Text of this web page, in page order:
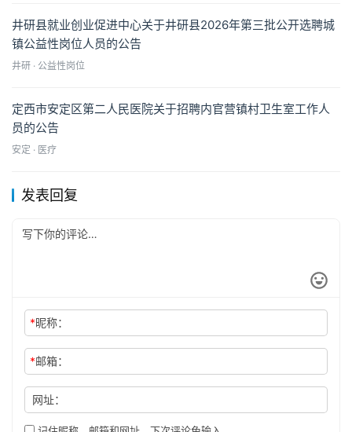
井研县就业创业促进中心关于井研县2026年第三批公开选聘城
镇公益性岗位人员的公告
井研 · 公益性岗位
定西市安定区第二人民医院关于招聘内官营镇村卫生室工作人
员的公告
安定 · 医疗
发表回复
*昵称：
*邮箱：
网址：